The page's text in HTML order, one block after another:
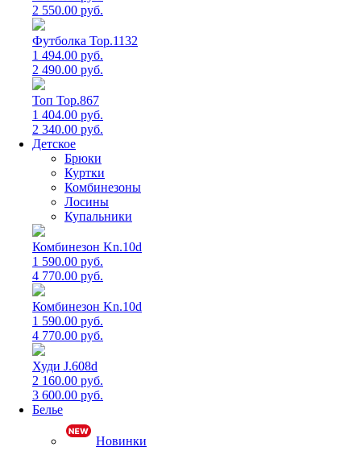
2 550.00 руб.
Футболка Top.1132
1 494.00 руб.
2 490.00 руб.
Топ Top.867
1 404.00 руб.
2 340.00 руб.
Детское
Брюки
Куртки
Комбинезоны
Лосины
Купальники
Комбинезон Kn.10d
1 590.00 руб.
4 770.00 руб.
Комбинезон Kn.10d
1 590.00 руб.
4 770.00 руб.
Худи J.608d
2 160.00 руб.
3 600.00 руб.
Белье
Новинки